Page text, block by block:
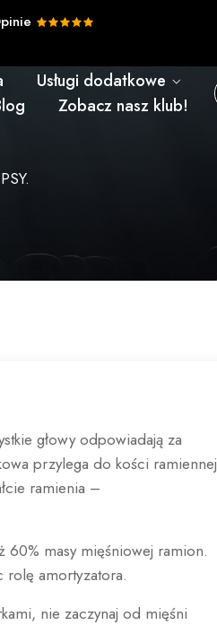
Usługi dodatkowe
Zobacz nasz klub!
głowy odpowiadają za
przylega do kości ramiennej
ramienia –
masy mięśniowej ramion.
rolę amortyzatora.
nie zaczynaj od mięśni